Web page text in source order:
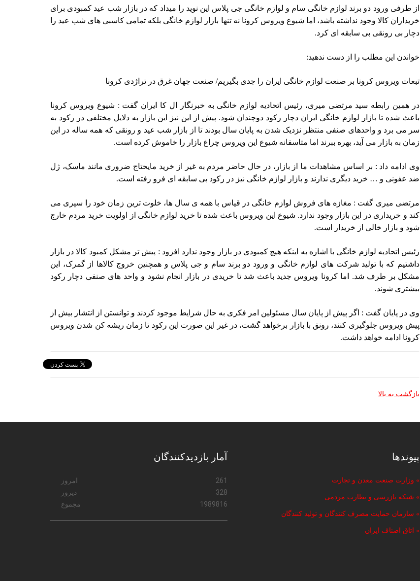
از طرفی ورود دو برند لوازم خانگی سام و لوازم خانگی جی پلاس این نوید را میداد که در بازار شب عید کمبودی برای
خریداران کالا وجود نداشته باشد، اما شیوع ویروس کرونا نه تنها بازار لوازم خانگی بلکه تمامی کاسبی های شب عید را
دچار بی رونقی بی سابقه ای کرد.
خواندن این مطلب را از دست ندهید:
تبعات ویروس کرونا بر صنعت لوازم خانگی ایران را جدی بگیریم/ صنعت جهان غرق در تراژدی کرونا
در همین رابطه سید مرتضی میری، رئیس اتحادیه لوازم خانگی به خبرنگار ال کا ایران گفت : شیوع ویروس کرونا
باعث شده تا بازار لوازم خانگی ایران دچار رکود دوچندان شود. پیش از این نیز این بازار به دلایل مختلفی در رکود به
سر می برد و واحدهای صنفی منتظر نزدیک شدن به پایان سال بودند تا از بازار شب عید و رونقی که همه ساله در این
زمان به بازار می آید، بهره ببرند اما متاسفانه شیوع این ویروس چراغ بازار را خاموش کرده است.
وی ادامه داد : بر اساس مشاهدات ما از بازار، در حال حاضر مردم به غیر از خرید مایحتاج ضروری مانند ماسک، ژل
ضد عفونی و … خرید دیگری ندارند و بازار لوازم خانگی نیز در رکود بی سابقه ای فرو رفته است.
مرتضی میری گفت : مغازه های فروش لوازم خانگی در قیاس با همه ی سال ها، خلوت ترین زمان خود را سپری می
کند و خریداری در این بازار وجود ندارد. شیوع این ویروس باعث شده تا خرید لوازم خانگی از اولویت خرید مردم خارج
شود و بازار خالی از خریدار است.
رئیس اتحادیه لوازم خانگی با اشاره به اینکه هیچ کمبودی در بازار وجود ندارد افزود : پیش تر مشکل کمبود کالا در بازار
داشتیم که با تولید شرکت های لوازم خانگی و ورود دو برند سام و جی پلاس و همچنین خروج کالاها از گمرک، این
مشکل بر طرف شد. اما کرونا ویروس جدید باعث شد تا خریدی در بازار انجام نشود و واحد های صنفی دچار رکود
بیشتری شوند.
وی در پایان گفت : اگر پیش از پایان سال مسئولین امر فکری به حال شرایط موجود کردند و توانستن از انتشار بیش از
پیش ویروس جلوگیری کنند، رونق با بازار برخواهد گشت، در غیر این صورت این رکود تا زمان ریشه کن شدن ویروس
کرونا ادامه خواهد داشت.
بازگشت به بالا
پیوندها
» وزارت صنعت معدن و تجارت
» شبکه بازرسی و نظارت مردمی
» سازمان حمایت مصرف کنندگان و تولید کنندگان
» اتاق اصناف ایران
آمار بازدیدکنندگان
امروز
261
دیروز
328
مجموع
1989816